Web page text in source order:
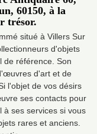
60150, à la
trésor.
situé à Villers Sur
d'objets
de référence. Son
d'art et de
l'objet de vos désirs
ses contacts pour
à ses services si vous
rares et anciens.